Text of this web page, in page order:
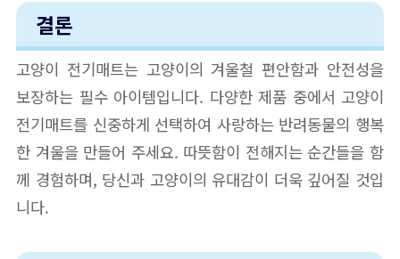
결론
고양이 전기매트는 고양이의 겨울철 편안함과 안전성을
보장하는 필수 아이템입니다. 다양한 제품 중에서 고양이
전기매트를 신중하게 선택하여 사랑하는 반려동물의 행복
한 겨울을 만들어 주세요. 따뜻함이 전해지는 순간들을 함
께 경험하며, 당신과 고양이의 유대감이 더욱 깊어질 것입
니다.